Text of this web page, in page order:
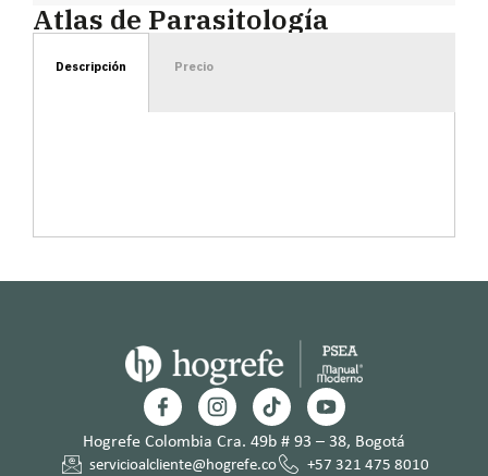
Atlas de Parasitología
Descripción Precio
Hogrefe Colombia Cra. 49b # 93 – 38, Bogotá
servicioalcliente@hogrefe.co +57 321 475 8010